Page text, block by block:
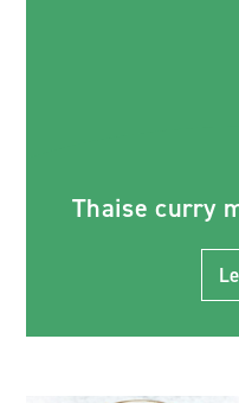
Thaise curry